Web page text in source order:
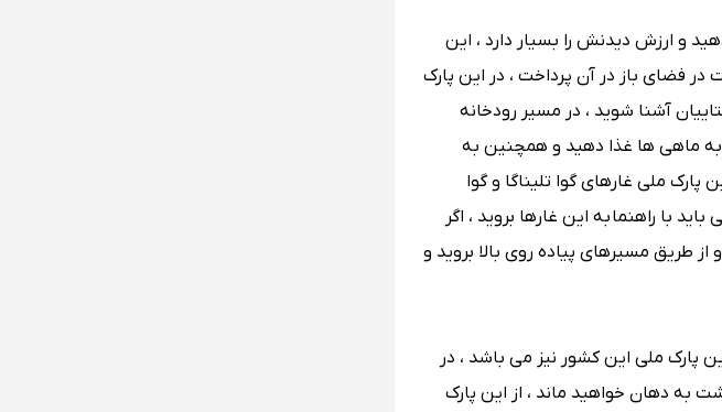
و ارزش دیدنش را بسیار دارد ، این
فضای باز در آن پرداخت ، در این پارک
آشنا شوید ، در مسیر رودخانه
به ماهی ها غذا دهید و همچنین به
ملی غارهای گوا تلیناگا و گوا
با راهنما به این غارها بروید ، اگر
طریق مسیرهای پیاده روی بالا بروید و
پارک ملی این کشور نیز می باشد ، در
به دهان خواهید ماند ، از این پارک